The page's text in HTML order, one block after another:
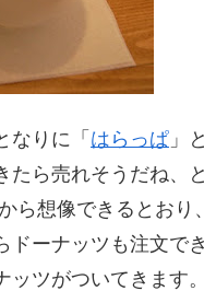
なりに「 はらっぱ 」
たら売れそうだね、
ら想像できるとお
ーナッツも注文で
ッツがついてきます